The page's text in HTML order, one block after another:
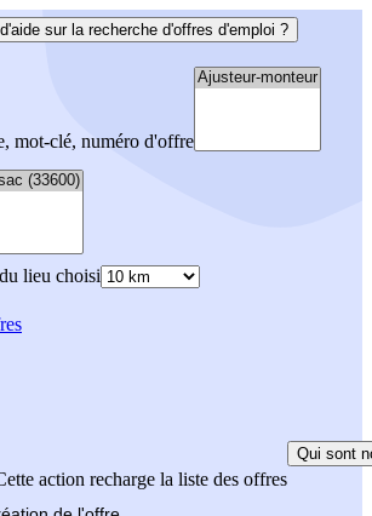
sur la recherche d'offres d'emploi ?
mot-clé, numéro d'offre
lieu choisi
action recharge la liste des offres
Qui sont